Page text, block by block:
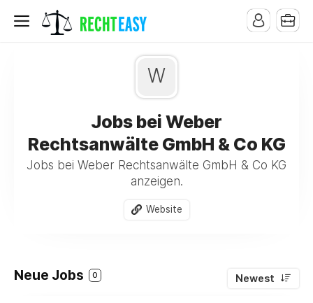
W
Jobs bei Weber
Rechtsanwälte GmbH & Co KG
Jobs bei Weber Rechtsanwälte GmbH & Co KG
anzeigen.
Website
Neue Jobs 0 Newest